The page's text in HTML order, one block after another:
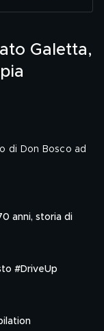
Galetta,
di Don Bosco ad
anni, storia di
#DriveUp